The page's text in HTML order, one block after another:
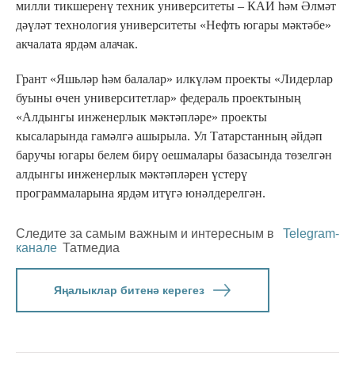
милли тикшеренү техник университеты – КАИ һәм Әлмәт
дәүләт технология университеты «Нефть югары мәктәбе»
акчалата ярдәм алачак.
Грант «Яшьләр һәм балалар» илкүләм проекты «Лидерлар
буыны өчен университетлар» федераль проектының
«Алдынгы инженерлык мәктәпләре» проекты
кысаларында гамәлгә ашырыла. Ул Татарстанның әйдәп
баручы югары белем бирү оешмалары базасында төзелгән
алдынгы инженерлык мәктәпләрен үстерү
программаларына ярдәм итүгә юнәлдерелгән.
Следите за самым важным и интересным в
Telegram-
канале Татмедиа
Яңалыклар битенә керегез